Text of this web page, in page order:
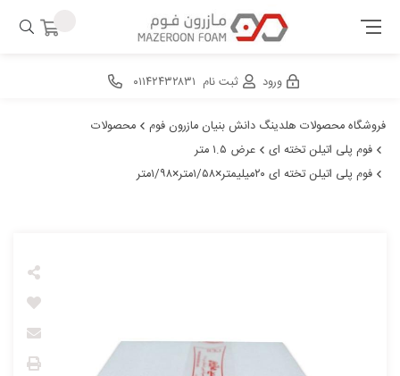
ورود ثبت نام ۰۱۱۴۲۴۳۲۸۳۱
فروشگاه محصولات هلدینگ دانش بنیان مازرون فوم
محصولات
فوم پلی اتیلن تخته ای
عرض ۱.۵ متر
فوم پلی اتیلن تخته ای ۲۰میلیمتر×۱/۵۸متر×۱/۹۸متر